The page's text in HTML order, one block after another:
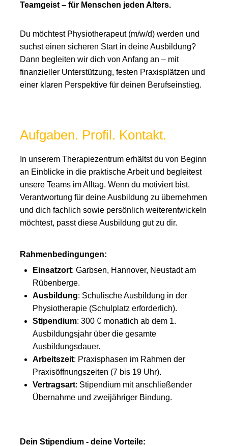
Teamgeist – für Menschen jeden Alters.
Du möchtest Physiotherapeut (m/w/d) werden und
suchst einen sicheren Start in deine Ausbildung?
Dann begleiten wir dich von Anfang an – mit
finanzieller Unterstützung, festen Praxisplätzen und
einer klaren Perspektive für deinen Berufseinstieg.
Aufgaben. Profil. Kontakt.
In unserem Therapiezentrum erhältst du von Beginn
an Einblicke in die praktische Arbeit und begleitest
unsere Teams im Alltag. Wenn du motiviert bist,
Verantwortung für deine Ausbildung zu übernehmen
und dich fachlich sowie persönlich weiterentwickeln
möchtest, passt diese Ausbildung gut zu dir.
Rahmenbedingungen:
Einsatzort: Garbsen, Hannover, Neustadt am
Rübenberge.
Ausbildung: Schulische Ausbildung in der
Physiotherapie (Schulplatz erforderlich).
Stipendium: 300 € monatlich ab dem 1.
Ausbildungsjahr über die gesamte
Ausbildungsdauer.
Arbeitszeit: Praxisphasen im Rahmen der
Praxisöffnungszeiten (7 bis 19 Uhr).
Vertragsart: Stipendium mit anschließender
Übernahme und zweijähriger Bindung.
Dein Stipendium - deine Vorteile: